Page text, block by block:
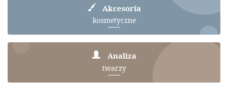
Akcesoria
kosmetyczne
Analiza
twarzy